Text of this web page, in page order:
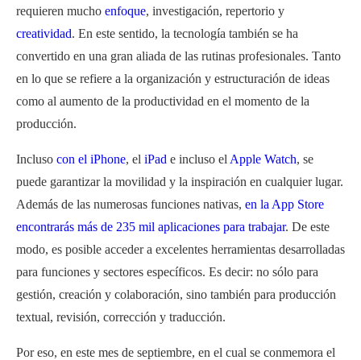
requieren mucho enfoque, investigación, repertorio y
creatividad. En este sentido, la tecnología también se ha
convertido en una gran aliada de las rutinas profesionales. Tanto
en lo que se refiere a la organización y estructuración de ideas
como al aumento de la productividad en el momento de la
producción.
Incluso con el iPhone, el iPad e incluso el Apple Watch, se
puede garantizar la movilidad y la inspiración en cualquier lugar.
Además de las numerosas funciones nativas, en la App Store
encontrarás más de 235 mil aplicaciones para trabajar. De este
modo, es posible acceder a excelentes herramientas desarrolladas
para funciones y sectores específicos. Es decir: no sólo para
gestión, creación y colaboración, sino también para producción
textual, revisión, corrección y traducción.
Por eso, en este mes de septiembre, en el cual se conmemora el